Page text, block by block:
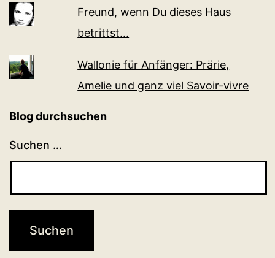
Freund, wenn Du dieses Haus
betrittst...
Wallonie für Anfänger: Prärie,
Amelie und ganz viel Sa­voir-vi­v­re
Blog durchsuchen
Suchen …